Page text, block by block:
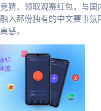
猜、领取观赛红包，与国
入那份独有的中文赛事氛
感。